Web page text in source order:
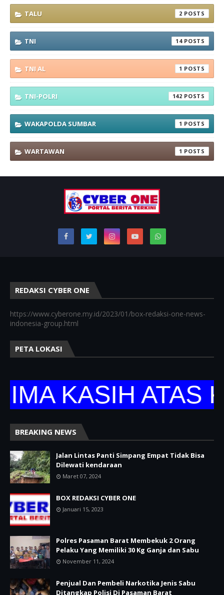
TALU 2
TNI 14
TNI AL 1
TNI-POLRI 142
WAKAPOLDA SUMBAR 1
WARTAWAN 1
REDAKSI CYBER ONE
https://www.cyberone.my.id/2023/01/box-redaksi-one-news-
indonesia-group.html
PETA LOKASI
KASIH ATAS
BREAKING NEWS
Jalan Lintas Panti Simpang Empat Tidak Bisa
Dilewati kendaraan
Maret 07, 2024
BOX REDAKSI CYBER ONE
Januari 15, 2023
Polres Pasaman Barat Membekuk 2 Orang
Pelaku Yang Memiliki 30 Kg Ganja dan Sabu
November 11, 2024
Penjual Dan Pembeli Narkotika Jenis Sabu
Ditangkap Polisi Di Pasaman Barat